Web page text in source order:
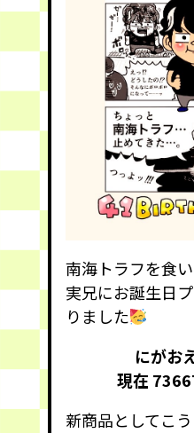
南海トラフを食
実兄にお誕生日
りました
にがお
現在
新商品としてこ